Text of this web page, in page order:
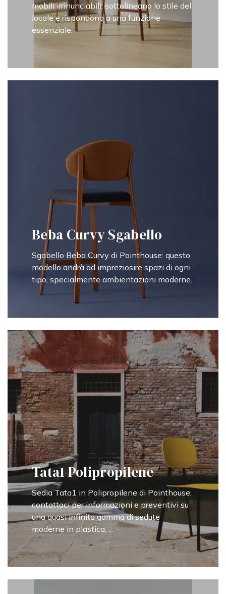
mobili irrinunciabili: sottolineano lo stile del
locale e rispondono a una funzione
essenziale.
Beba Curvy Sgabello
Sgabello Beba Curvy di Pointhouse: questo
modello andrà ad impreziosire spazi di ogni
tipo, specialmente ambientazioni moderne.
Tata1 Polipropilene
Sedia Tata1 in Polipropilene di Pointhouse:
contattaci per informazioni e preventivi su
una quasi infinita gamma di sedute
moderne in plastica, ...